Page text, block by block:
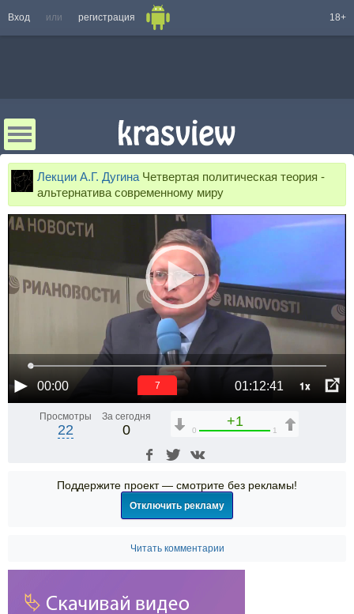
Вход или регистрация 18+
Лекции А.Г. Дугина Четвертая политическая теория -
альтернатива современному миру
00:00 01:12:41 1x
6
Просмотры
22
За сегодня
0
+1
0 1
Поддержите проект — смотрите без рекламы!
Отключить рекламу
Читать комментарии